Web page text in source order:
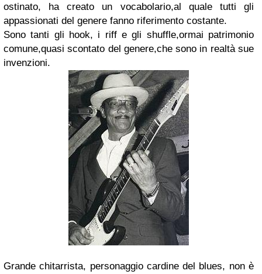
ostinato, ha creato un vocabolario,al quale tutti gli
appassionati del genere fanno riferimento costante.
Sono tanti gli hook, i riff e gli shuffle,ormai patrimonio
comune,quasi scontato del genere,che sono in realtà sue
invenzioni.
Grande chitarrista, personaggio cardine del blues, non è